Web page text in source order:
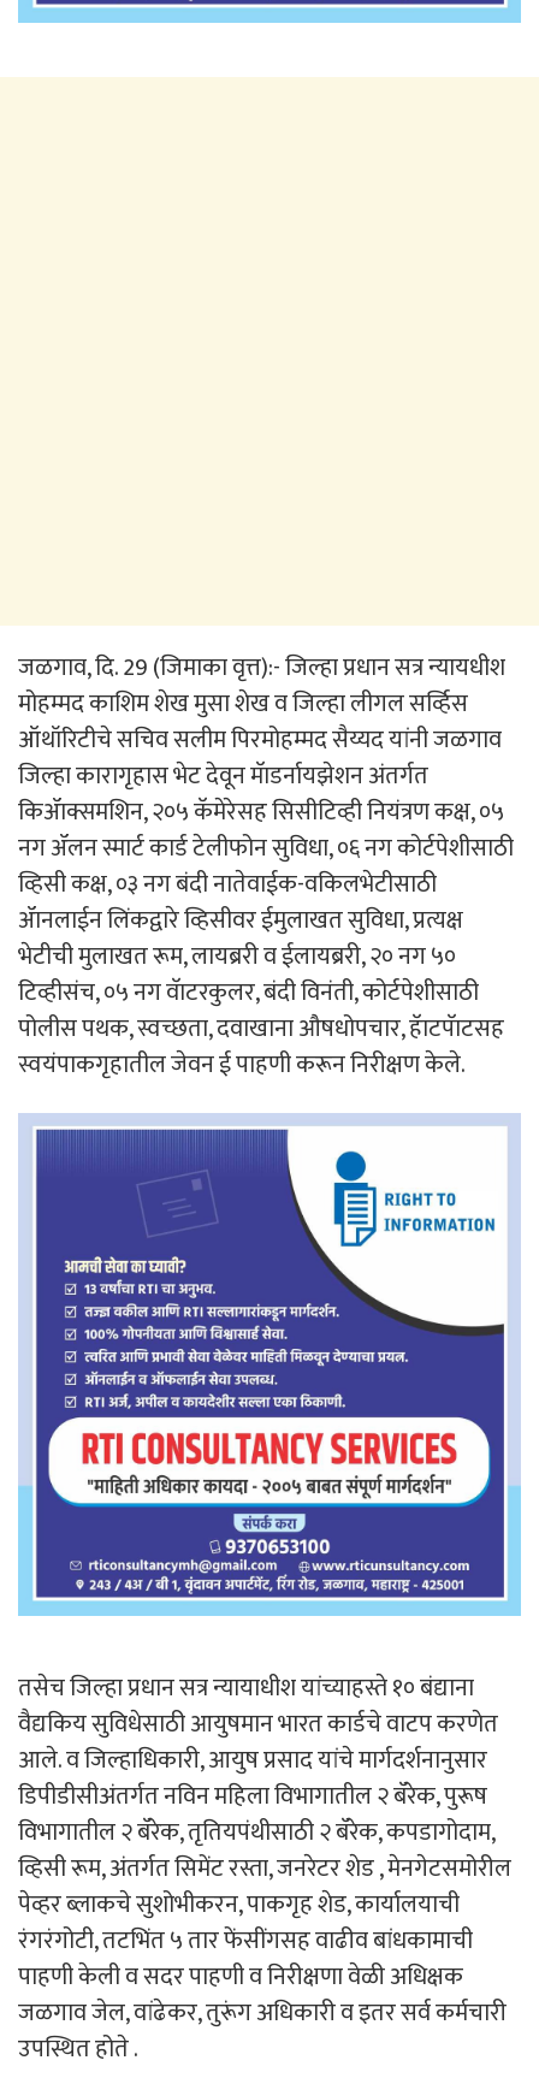
जळगाव, दि. 29 (जिमाका वृत्त):- जिल्हा प्रधान सत्र न्यायधीश
मोहम्मद काशिम शेख मुसा शेख व जिल्हा लीगल सर्व्हिस
ऑथॉरिटीचे सचिव सलीम पिरमोहम्मद सैय्यद यांनी जळगाव
जिल्हा कारागृहास भेट देवून मॅाडर्नायझेशन अंतर्गत
किॲाक्समशिन, २०५ कॅमेरेसह सिसीटिव्ही नियंत्रण कक्ष, ०५
नग ॲलन स्मार्ट कार्ड टेलीफोन सुविधा, ०६ नग कोर्टपेशीसाठी
व्हिसी कक्ष, ०३ नग बंदी नातेवाईक-वकिलभेटीसाठी
ॲानलाईन लिंकद्वारे व्हिसीवर ईमुलाखत सुविधा, प्रत्यक्ष
भेटीची मुलाखत रूम, लायब्ररी व ईलायब्ररी, २० नग ५०
टिव्हीसंच, ०५ नग वॅाटरकुलर, बंदी विनंती, कोर्टपेशीसाठी
पोलीस पथक, स्वच्छता, दवाखाना औषधोपचार, हॅाटपॅाटसह
स्वयंपाकगृहातील जेवन ई पाहणी करून निरीक्षण केले.
तसेच जिल्हा प्रधान सत्र न्यायाधीश यांच्याहस्ते १० बंद्याना
वैद्यकिय सुविधेसाठी आयुषमान भारत कार्डचे वाटप करणेत
आले. व जिल्हाधिकारी, आयुष प्रसाद यांचे मार्गदर्शनानुसार
डिपीडीसीअंतर्गत नविन महिला विभागातील २ बॅरेक, पुरूष
विभागातील २ बॅरेक, तृतियपंथीसाठी २ बॅरेक, कपडागोदाम,
व्हिसी रूम, अंतर्गत सिमेंट रस्ता, जनरेटर शेड , मेनगेटसमोरील
पेव्हर ब्लाकचे सुशोभीकरन, पाकगृह शेड, कार्यालयाची
रंगरंगोटी, तटभिंत ५ तार फेंसींगसह वाढीव बांधकामाची
पाहणी केली व सदर पाहणी व निरीक्षणा वेळी अधिक्षक
जळगाव जेल, वांढेकर, तुरूंग अधिकारी व इतर सर्व कर्मचारी
उपस्थित होते .